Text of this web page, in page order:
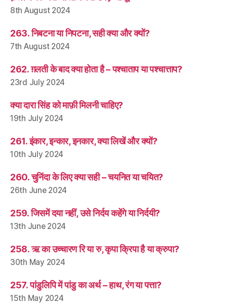
8th August 2024
263. निबटना या निपटना, सही क्या और क्यों?
7th August 2024
262. ग़लती के बाद क्या होता है – पश्चाताप या पश्चात्ताप?
23rd July 2024
क्या दारा सिंह को माफ़ी मिलनी चाहिए?
19th July 2024
261. इंकार, इन्कार, इनकार, क्या लिखें और क्यों?
10th July 2024
260. चुनिंदा के लिए क्या सही – चयनित या चयित?
26th June 2024
259. जिसमें दया नहीं, उसे निर्दय कहेंगे या निर्दयी?
13th June 2024
258. ऋ का उच्चारण रि या रु, कृपा क्रिपा है या क्रुपा?
30th May 2024
257. पांडुलिपि में पांडु का अर्थ – हाथ, रंग या पत्ता?
15th May 2024